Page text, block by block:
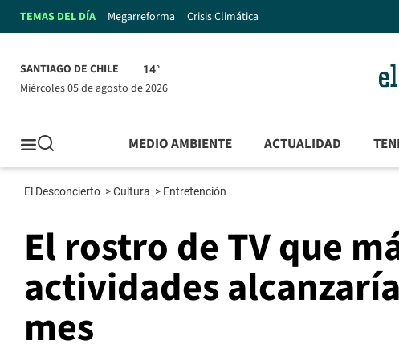
TEMAS DEL DÍA Megarreforma Crisis Climática
SANTIAGO DE CHILE 14°
miércoles 05 de agosto de 2026
MEDIO AMBIENTE ACTUALIDAD
El Desconcierto >Cultura > Entretención
El rostro de TV que
actividades
mes